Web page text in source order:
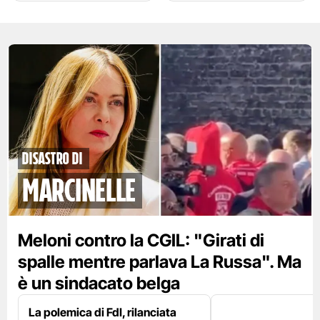
disastro di
marcinelle
Meloni contro la CGIL: "Girati di
spalle mentre parlava La Russa". Ma
è un sindacato belga
La polemica di FdI, rilanciata